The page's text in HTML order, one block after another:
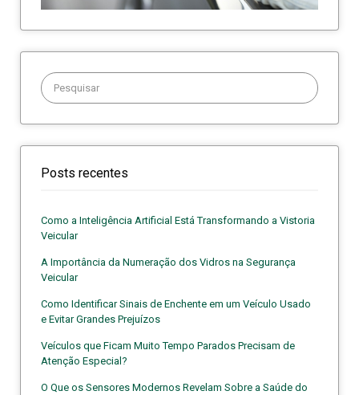
Procurar:
Posts recentes
Como a Inteligência Artificial Está Transformando a Vistoria
Veicular
A Importância da Numeração dos Vidros na Segurança
Veicular
Como Identificar Sinais de Enchente em um Veículo Usado
e Evitar Grandes Prejuízos
Veículos que Ficam Muito Tempo Parados Precisam de
Atenção Especial?
O Que os Sensores Modernos Revelam Sobre a Saúde do